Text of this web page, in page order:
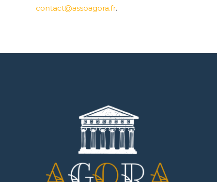
contact@assoagora.fr.